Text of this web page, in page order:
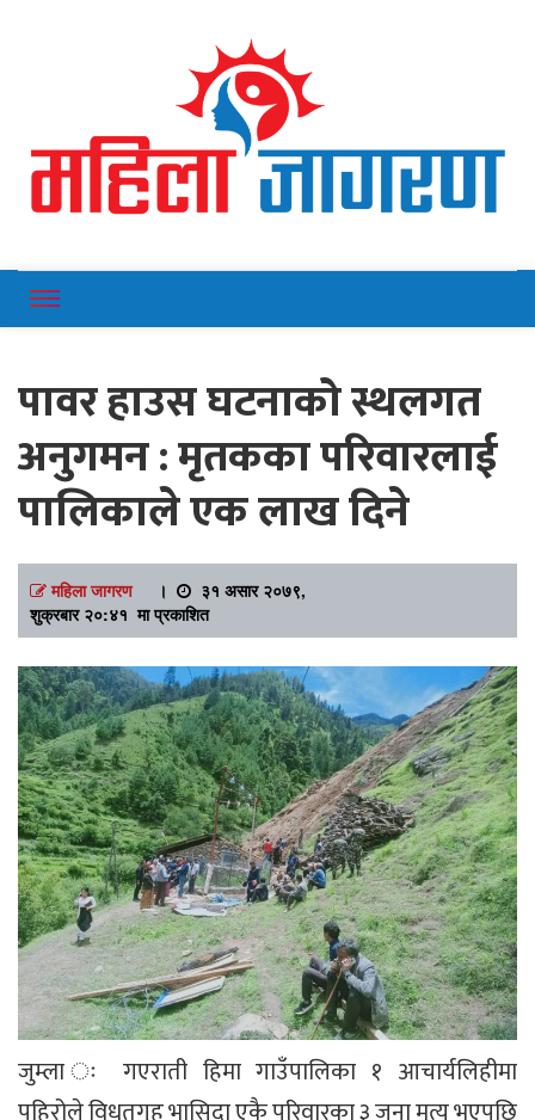
Mahilajagaran
पावर हाउस घटनाको स्थलगत
अनुगमन : मृतकका परिवारलाई
पालिकाले एक लाख दिने
महिला जागरण।
३१ असार २०७९,
शुक्रबार २०:४१ मा प्रकाशित
जुम्ला ः गएराती हिमा गाउँपालिका १ आचार्यलिहीमा